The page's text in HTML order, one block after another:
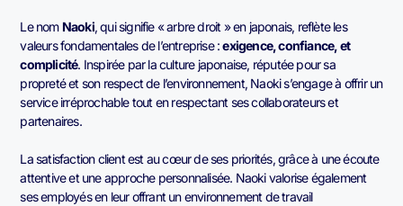
Le nom Naoki, qui signifie « arbre droit » en japonais, reflète les
valeurs fondamentales de l’entreprise :exigence, confiance, et
complicité. Inspirée par la culture japonaise, réputée pour sa
propreté et son respect de l’environnement, Naoki s’engage à offrir un
service irréprochable tout en respectant ses collaborateurs et
partenaires.
La satisfaction client est au cœur de ses priorités, grâce à une écoute
attentive et une approche personnalisée. Naoki valorise également
ses employés en leur offrant un environnement de travail